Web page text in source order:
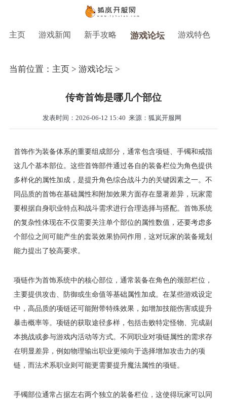
主页 游戏新闻 新手攻略 游戏论坛 游戏特色
当前位置： 主页> 游戏论坛>
传奇首饰是哪几个部位
发表时间：2026-06-12 15:40 来源：狐岚开服网
首饰作为装备体系的重要组成部分，通常包含项链、手镯和戒指
这几个基本部位。这些首饰部件通过各自的装备栏位为角色提供
多样化的属性加成，是提升角色综合战斗力的关键因素之一。不
同品质的首饰在基础属性和附加效果方面存在显著差异，玩家需
要根据自身职业特点和战斗需求进行合理选择与搭配。首饰系统
的复杂性体现在不仅需要关注单个部位的属性数值，还要考虑多
个部位之间可能产生的套装效果协同作用，这对玩家的装备规划
能力提出了较高要求。
项链作为首饰系统中的核心部位，通常装备在角色的颈部栏位，
主要提供攻击、防御或生命值等基础属性加成。在某些游戏设定
中，高品质的项链还可能附带特殊效果，如增加技能伤害或提升
暴击概率等。项链的获取途径多样，包括击败特定怪物、完成副
本挑战或参与游戏内活动等方式。不同职业对项链属性的需求存
在明显差异，例如物理输出职业更倾向于选择增加攻击力的项
链，而法术系职业则可能更需要提升魔法属性的项链。
手镯部位通常占据左右两个独立的装备栏位，这使得玩家可以同